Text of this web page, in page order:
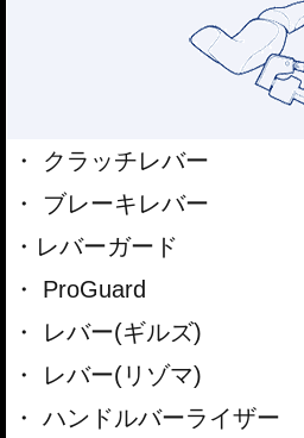
クラッチレバー
ブレーキレバー
レバーガード
ProGuard
レバー(ギルズ)
レバー(リゾマ)
ハンドルバーライザー